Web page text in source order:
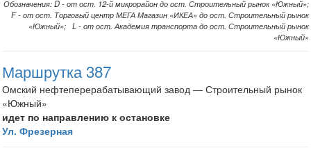
Обозначения: D - от ост. 12-й микрорайон до ост. Строительный рынок «Южный»;
F - от ост. Торговый центр МЕГА Магазин «ИКЕА» до ост. Строительный рынок
«Южный»; L - от ост. Академия транспорта до ост. Строительный рынок
«Южный»
Маршрутка 387
Омский нефтеперерабатывающий завод — Строительный рынок
«Южный»
идет по направлению к остановке
Ул. Фрезерная